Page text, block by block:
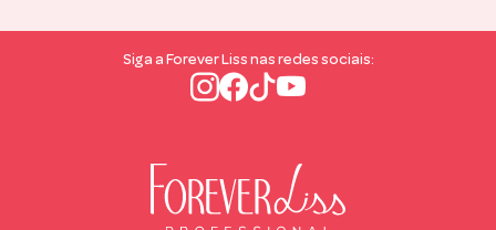
Siga a Forever Liss nas redes sociais: